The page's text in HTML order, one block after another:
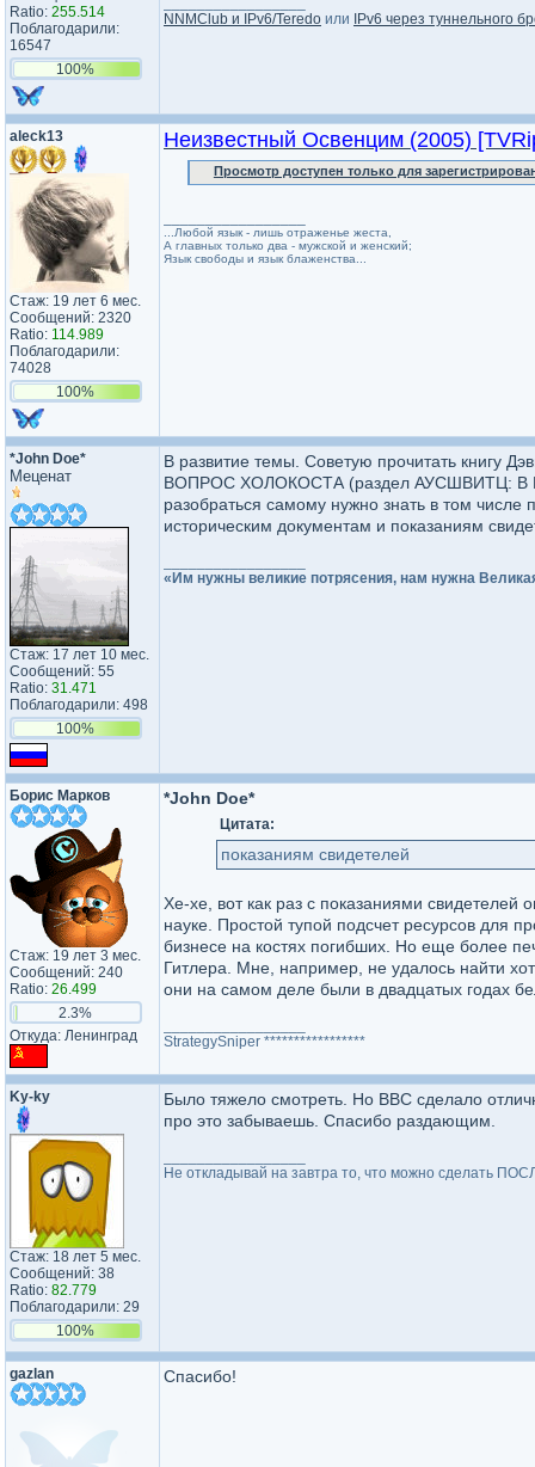
Ratio: 255.514
Поблагодарили:
16547
100%
NNMClub и IPv6/Teredo или IPv6 через туннельного
aleck13
Стаж: 19 лет 6 мес.
Сообщений: 2320
Ratio: 114.989
Поблагодарили:
74028
100%
Неизвестный Освенцим (2005)
Просмотр доступен только для
...Любой язык - лишь отраженье жеста,
А главных только два - мужской и женский;
Язык свободы и язык блаженства...
*John Doe*
Меценат
Стаж: 17 лет 10 мес.
Сообщений: 55
Ratio: 31.471
Поблагодарили: 498
100%
В развитие темы. Советую прочитать книгу
ВОПРОС ХОЛОКОСТА (раздел АУСШВИТЦ: В
разобраться самому нужно знать в том
историческим документам и показаниям
«Им нужны великие потрясения, нам нужна
Борис Марков
Стаж: 19 лет 3 мес.
Сообщений: 240
Ratio: 26.499
2.3%
Откуда: Ленинград
*John Doe*
Цитата:
показаниям свидетелей
Хе-хе, вот как раз с показаниями свидетелей
науке. Простой тупой подсчет ресурсов для
бизнесе на костях погибших. Но еще более
Гитлера. Мне, например, не удалось найти
они на самом деле были в двадцатых годах
StrategySniper *****************
Ky-ky
Стаж: 18 лет 5 мес.
Сообщений: 38
Ratio: 82.779
Поблагодарили: 29
100%
Было тяжело смотреть. Но BBC сделало
про это забываешь. Спасибо раздающим.
Не откладывай на завтра то, что можно сделать
gazlan Спасибо!